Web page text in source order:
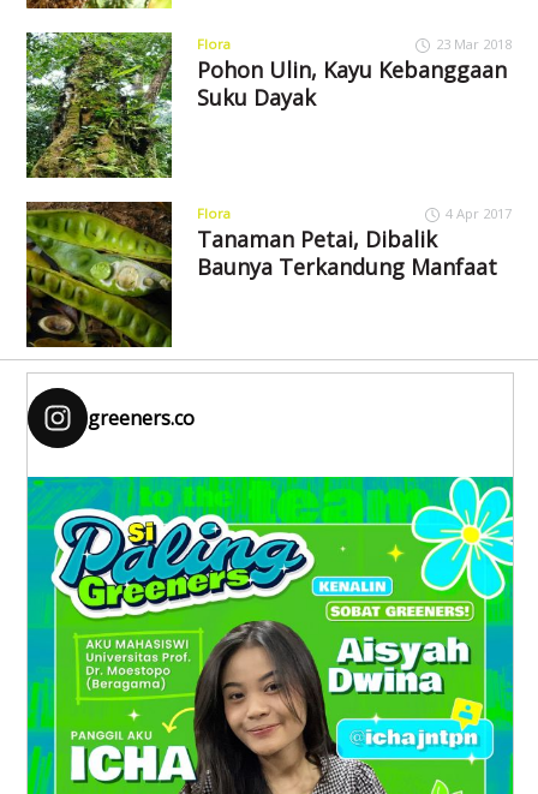
Flora 23 Mar 2018
Pohon Ulin, Kayu Kebanggaan
Suku Dayak
Flora 4 Apr 2017
Tanaman Petai, Dibalik
Baunya Terkandung Manfaat
greeners.co